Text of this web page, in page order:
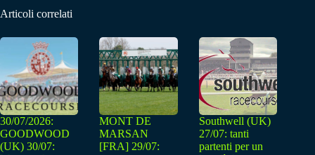
Articoli correlati
30/07/2026:
GOODWOOD
(UK) 30/07:
MONT DE
MARSAN
[FRA] 29/07:
Southwell (UK)
27/07: tanti
partenti per un